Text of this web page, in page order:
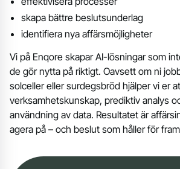
skapa bättre beslutsunderlag
identifiera nya affärsmöjligheter
Vi på Enqore skapar AI-lösningar som
de gör nytta på riktigt. Oavsett om ni
solceller eller surdegsbröd hjälper vi er
verksamhetskunskap, prediktiv analys
användning av data. Resultatet är
agera på – och beslut som håller för